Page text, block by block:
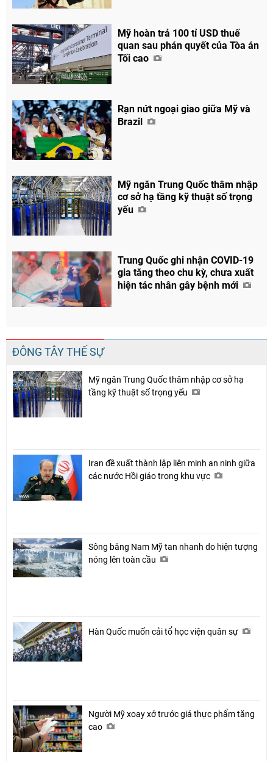
Facebook
Mỹ hoàn trả 100 tỉ USD thuế
quan sau phán quyết của Tòa án
Tối cao
Rạn nứt ngoại giao giữa Mỹ và
Brazil
Mỹ ngăn Trung Quốc thâm nhập
cơ sở hạ tầng kỹ thuật số trọng
yếu
Trung Quốc ghi nhận COVID-19
gia tăng theo chu kỳ, chưa xuất
hiện tác nhân gây bệnh mới
ĐÔNG TÂY THẾ SỰ
Mỹ ngăn Trung Quốc thâm nhập cơ sở hạ
tầng kỹ thuật số trọng yếu
Iran đề xuất thành lập liên minh an ninh giữa
các nước Hồi giáo trong khu vực
Sông băng Nam Mỹ tan nhanh do hiện tượng
nóng lên toàn cầu
Hàn Quốc muốn cải tổ học viện quân sự
Người Mỹ xoay xở trước giá thực phẩm tăng
cao